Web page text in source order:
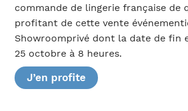
commande de lingerie française de
profitant de cette vente
Showroomprivé dont la date de fin
25 octobre à 8 heures.
J’en profite